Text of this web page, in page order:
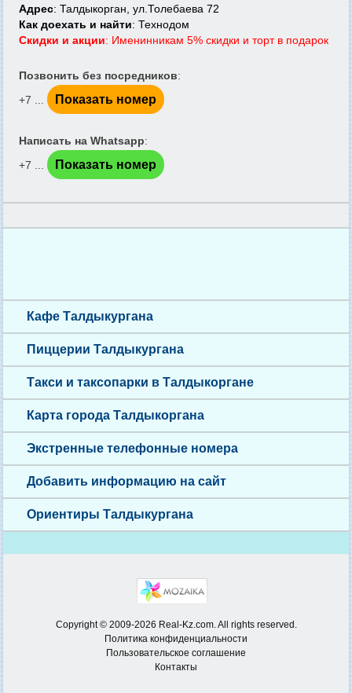
Адрес: Талдыкорган, ул.Толебаева 72
Как доехать и найти: Технодом
Скидки и акции: Именинникам 5% скидки и торт в подарок
Позвонить без посредников:
+7 ...
Показать номер
Написать на Whatsapp:
+7 ...
Показать номер
Кафе Талдыкургана
Пиццерии Талдыкургана
Такси и таксопарки в Талдыкоргане
Карта города Талдыкоргана
Экстренные телефонные номера
Добавить информацию на сайт
Ориентиры Талдыкургана
Copyright © 2009-2026 Real-Kz.com. All rights reserved.
Политика конфиденциальности
Пользовательское соглашение
Контакты